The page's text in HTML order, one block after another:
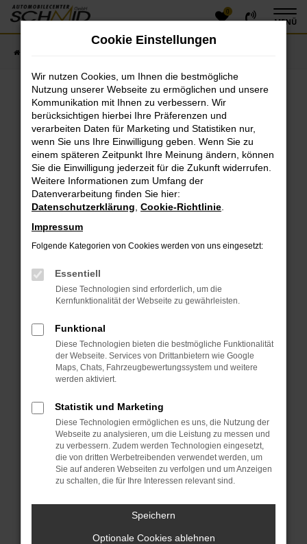
Zum
Hauptinhalt
0
MENÜ
Fehler: Network Error
Beim Laden ist ein Fehler aufgetreten.
Hier sind ein paar Tipps, die dir helfen können:
Überprüfe deine Firewall und deine
Internetverbindung.
Laden andere Webseiten, zum Beispiel deine
Suchmaschine?
Prüfe deine Browsererweiterungen.
das Laden bestimmter Seiten verhindern.
Funktioniert die Seite in einem anderen Browser
oder in einem privaten Fenster?
Das kann manchmal helfen, vorübergehende
Probleme zu beheben.
Stelle sicher, dass dein Browser und dein
Betriebssystem auf dem neuesten Stand sind.
Sicherheitsrisiko, sondern kann auch dazu führen,
dass bestimmte Funktionen nicht mehr
unterstützt werden.
Wende dich an den Webseitenbetreiber.
Wenn du alle oben genannten Schritte versucht
hast, kontaktiere uns bitte. Wir werden versuchen,
das Problem zu beheben. Du kannst uns diesen
Text schicken, um uns bei der Fehlersuche zu
unterstützen:
Cookie Einstellungen
Wir nutzen Cookies, um Ihnen die bestmögliche
Nutzung unserer Webseite zu ermöglichen und unsere
Kommunikation mit Ihnen zu verbessern. Wir
berücksichtigen hierbei Ihre Präferenzen und
verarbeiten Daten für Marketing und Statistiken nur,
wenn Sie uns Ihre Einwilligung geben. Wenn Sie zu
einem späteren Zeitpunkt Ihre Meinung ändern, können
Sie die Einwilligung jederzeit für die Zukunft widerrufen.
Weitere Informationen zum Umfang der
Datenverarbeitung finden Sie hier:
Datenschutzerklärung Cookie-Richtlinie
Impressum
Folgende Kategorien von Cookies werden von uns eingesetzt:
Essentiell
Diese Technologien sind erforderlich, um die
Kernfunktionalität der Webseite zu gewährleisten.
Funktional
Diese Technologien bieten die bestmögliche Funktionalität
der Webseite. Services von Drittanbietern wie Google
Maps, Chats, Fahrzeugbewertungssystem und weitere
werden aktiviert.
Statistik und Marketing
Diese Technologien ermöglichen es uns, die Nutzung der
Webseite zu analysieren, um die Leistung zu messen und
zu verbessern. Zudem werden Technologien eingesetzt,
die von dritten Werbetreibenden verwendet werden, um
Sie auf anderen Webseiten zu verfolgen und um Anzeigen
zu schalten, die für Ihre Interessen relevant sind.
Speichern
Optionale Cookies ablehnen